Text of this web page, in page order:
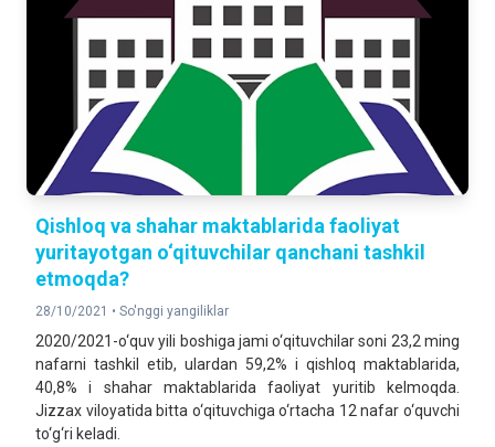
Qishloq va shahar maktablarida faoliyat
yuritayotgan o‘qituvchilar qanchani tashkil
etmoqda?
28/10/2021 • So'nggi yangiliklar
2020/2021-o‘quv yili boshiga jami o‘qituvchilar soni 23,2 ming
nafarni tashkil etib, ulardan 59,2% i qishloq maktablarida,
40,8% i shahar maktablarida faoliyat yuritib kelmoqda.
Jizzax viloyatida bitta o‘qituvchiga o‘rtacha 12 nafar o‘quvchi
to‘g‘ri keladi.